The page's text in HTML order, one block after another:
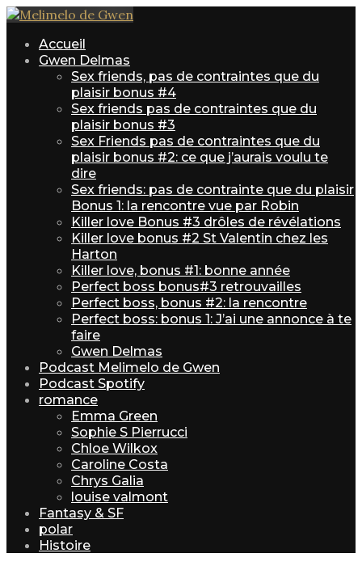
Accueil
Gwen Delmas
Sex friends, pas de contraintes que du
plaisir bonus #4
Sex friends pas de contraintes que du
plaisir bonus #3
Sex Friends pas de contraintes que du
plaisir bonus #2: ce que j’aurais voulu te
dire
Sex friends: pas de contrainte que du plaisir
Bonus 1: la rencontre vue par Robin
Killer love Bonus #3 drôles de révélations
Killer love bonus #2 St Valentin chez les
Harton
Killer love, bonus #1: bonne année
Perfect boss bonus#3 retrouvailles
Perfect boss, bonus #2: la rencontre
Perfect boss: bonus 1: J’ai une annonce à te
faire
Gwen Delmas
Podcast Melimelo de Gwen
Podcast Spotify
romance
Emma Green
Sophie S Pierrucci
Chloe Wilkox
Caroline Costa
Chrys Galia
louise valmont
Fantasy & SF
polar
Histoire